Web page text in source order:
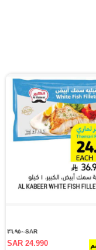
SAR ٣٦.٩٥٠
SAR 24.990